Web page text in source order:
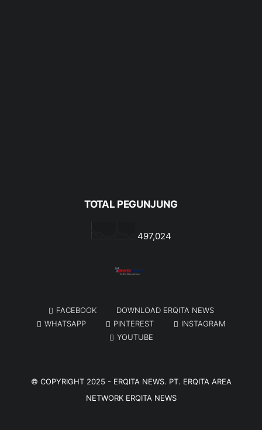
TOTAL PEGUNJUNG
497,024
FACEBOOK
DOWNLOAD ERQITA NEWS
WHATSAPP
PINTEREST
INSTAGRAM
YOUTUBE
© COPYRIGHT 2025 - ERQITA NEWS. PT. ERQITA AREA
NETWORK ERQITA NEWS